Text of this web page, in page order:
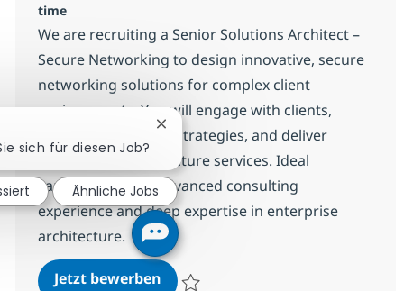
time
We are recruiting a Senior Solutions Architect –
Secure Networking to design innovative, secure
networking solutions for complex client
environments. You will engage with clients,
define architectural strategies, and deliver
integrated infrastructure services. Ideal
candidates bring advanced consulting
experience and deep expertise in enterprise
architecture.
Jetzt bewerbenSenior Solutions Architect –
sich für diesen Job?
Chatbot-Benachrichtigung schließen
Ähnliche Jobs